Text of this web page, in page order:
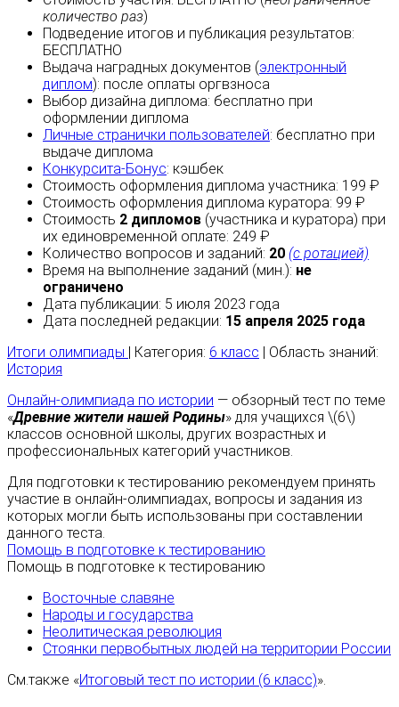
количество раз)
Подведение итогов и публикация результатов:
БЕСПЛАТНО
Выдача наградных документов (электронный
диплом): после оплаты оргвзноса
Выбор дизайна диплома: бесплатно при
оформлении диплома
Личные странички пользователей: бесплатно при
выдаче диплома
Конкурсита-Бонус: кэшбек
Стоимость оформления диплома участника: 199 ₽
Стоимость оформления диплома куратора: 99 ₽
Стоимость 2 дипломов (участника и куратора) при
их единовременной оплате: 249 ₽
Количество вопросов и заданий: 20 (с ротацией)
Время на выполнение заданий (мин.): не
ограничено
Дата публикации: 5 июля 2023 года
Дата последней редакции: 15 апреля 2025 года
Итоги олимпиады
| Категория: 6 класс | Область знаний:
История
Онлайн-олимпиада по истории — обзорный тест по теме
«Древние жители нашей Родины» для учащихся \(6\)
классов основной школы, других возрастных и
профессиональных категорий участников.
Для подготовки к тестированию рекомендуем принять
участие в онлайн-олимпиадах, вопросы и задания из
которых могли быть использованы при составлении
данного теста.
Помощь в подготовке к тестированию
Помощь в подготовке к тестированию
Восточные славяне
Народы и государства
Неолитическая революция
Стоянки первобытных людей на территории России
См.также «Итоговый тест по истории (6 класс)».